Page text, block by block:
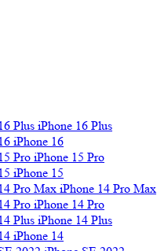
iPhone 16 Plus
iPhone 16
iPhone 15 Pro
iPhone 15
iPhone 14 Pro Max
iPhone 14 Pro
iPhone 14 Plus
iPhone 14